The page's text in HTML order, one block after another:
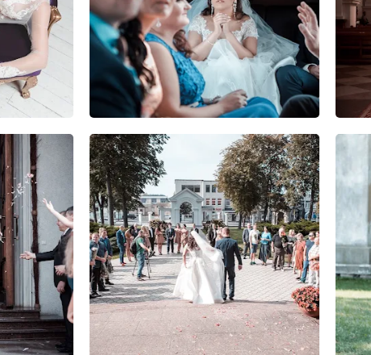
0 0 0 0